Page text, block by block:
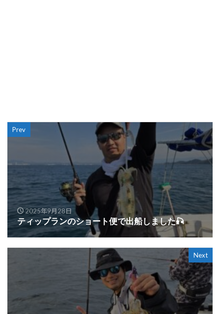
Prev
2025年9月28日
ティップランのショート便で出船しました🎣
Next